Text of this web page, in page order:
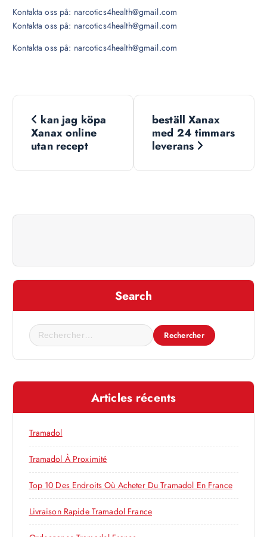
Kontakta oss på: narcotics4health@gmail.com
Kontakta oss på: narcotics4health@gmail.com
Kontakta oss på: narcotics4health@gmail.com
N
v
g
a
t
i
n
kan jag köpa
Xanax online
utan recept
beställ Xanax
med 24 timmars
leverans
Search
R
e
c
e
c
e
r
:
Articles récents
Tramadol
Tramadol À Proximité
Top 10 Des Endroits Où Acheter Du Tramadol En France
Livraison Rapide Tramadol France